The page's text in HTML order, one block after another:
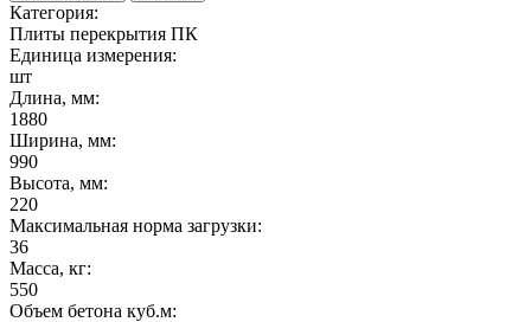
Категория:
Плиты перекрытия ПК
Единица измерения:
шт
Длина, мм:
1880
Ширина, мм:
990
Высота, мм:
220
Максимальная норма загрузки:
36
Масса, кг:
550
Объем бетона куб.м: